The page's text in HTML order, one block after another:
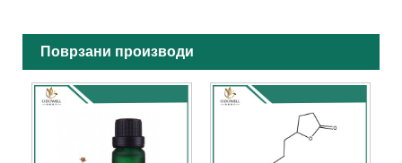
Поврзани производи